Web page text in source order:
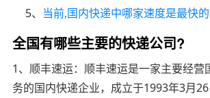
5、 当前,国内快递中哪家速度是最快
全国有哪些主要的快递公司?
1、顺丰速运：顺丰速运是一家主要经营
务的国内快递企业，成立于1993年3月